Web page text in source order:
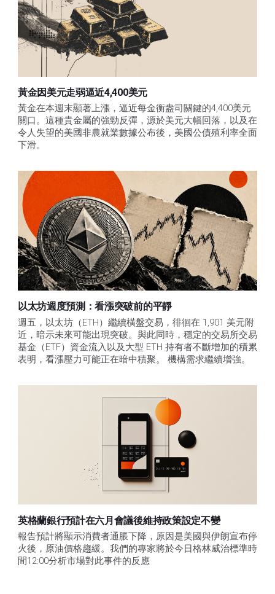
黃金因美元走弱逼近4,400美元
黃金在本週末顯著上漲，逼近每金衡盎司關鍵的4,400美元
關口。這種貴金屬的強勁反彈，源於美元大幅回落，以及在
令人失望的美國非農就業數據公布後，美國公債殖利率全面
下滑。
以太坊週度預測：看漲突破前的平靜
週五，以太坊（ETH）繼續橫盤交易，徘徊在 1,901 美元附
近，暗示未來可能出現突破。與此同時，穩定的交易所交易
基金（ETF）資金流入以及大型 ETH 持有者不斷增加的積累
表明，看漲壓力可能正在暗中積聚。 機構需求繼續增強。
英格蘭銀行預計在六月會議後維持政策設定不變
報告預計將顯示消費者通脹下降，原因是美國與伊朗宣布停
火後，原油價格趨緩。我們的專家將於今日格林威治標準時
間12:00分析市場對此事件的反應